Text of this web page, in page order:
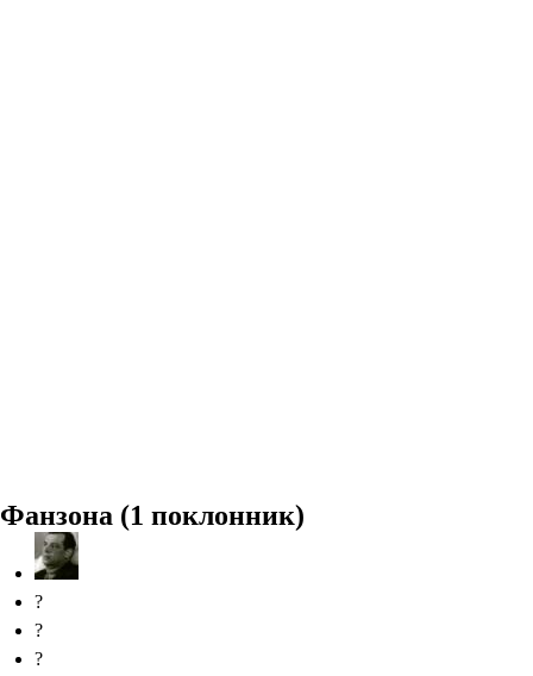
Фанзона (1 поклонник)
?
?
?